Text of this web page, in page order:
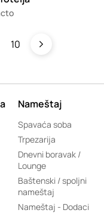
10
Nameštaj
Spavaća soba
Trpezarija
Dnevni boravak /
Lounge
Baštenski / spoljni
nameštaj
Nameštaj - Dodaci